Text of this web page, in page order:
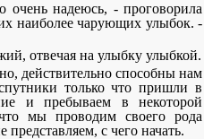
очень надеюсь, - проговорила
наиболее чарующих улыбок. -
отвечая на улыбку улыбкой.
действительно способны нам
только что пришли в
и пребываем в некоторой
мы проводим своего рода
с чего начать.